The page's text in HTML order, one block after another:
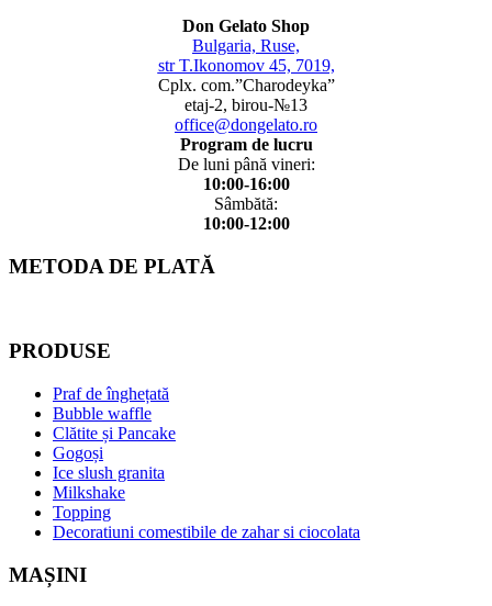
Don Gelato Shop
Bulgaria, Ruse,
str T.Ikonomov 45, 7019,
Cplx. com.”Charodeyka”
etaj-2, birou-№13
office@dongelato.ro
Program de lucru
De luni până vineri:
10:00-16:00
Sâmbătă:
10:00-12:00
METODA DE PLATĂ
PRODUSE
Praf de înghețată
Bubble waffle
Clătite și Pancake
Gogoși
Ice slush granita
Milkshake
Topping
Decoratiuni comestibile de zahar si ciocolata
MAȘINI